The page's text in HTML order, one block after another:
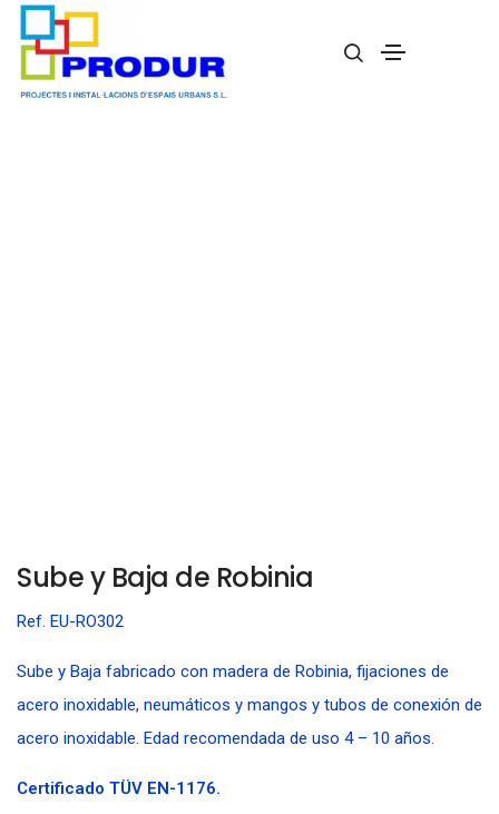
Sube y Baja de Robinia
Ref. EU-RO302
Sube y Baja fabricado con madera de Robinia, fijaciones de
acero inoxidable, neumáticos y mangos y tubos de conexión de
acero inoxidable. Edad recomendada de uso 4 – 10 años.
Certificado TÜV EN-1176.